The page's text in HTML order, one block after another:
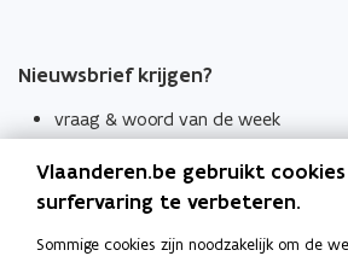
Nieuwsbrief krijgen?
vraag & woord van de week
Schrijf je in
Thema's
Vlaanderen.be gebruikt
surfervaring te verbeteren.
Sommige cookies zijn noodzakelijk om de